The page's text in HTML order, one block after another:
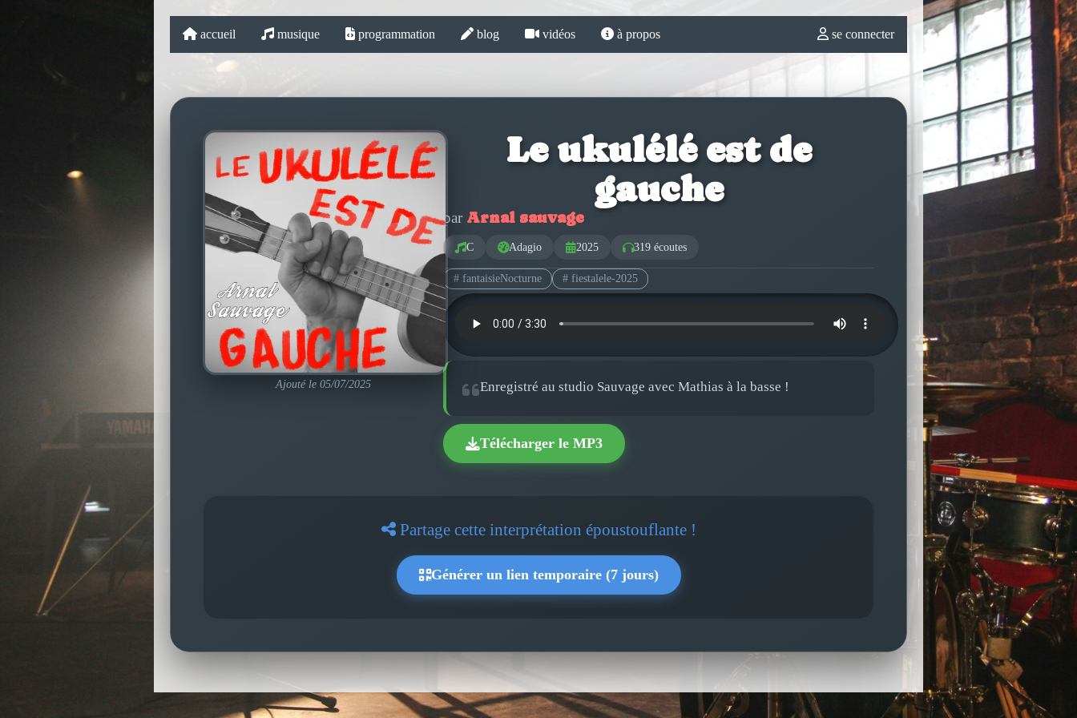
accueil musique programmation blog vidéos à propos se connecter
Ajouté le 05/07/2025
Le ukulélé est de
gauche
par Arnal sauvage
C Adagio 2025 319 écoutes
# fantaisieNocturne # fiestalele-2025
Enregistré au studio Sauvage avec Mathias à la basse !
Télécharger le MP3
Partage cette interprétation époustouflante !
Générer un lien temporaire (7 jours)